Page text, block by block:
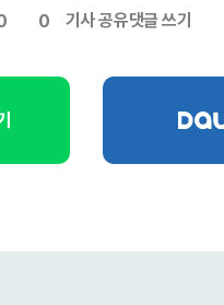
0 기사 공유댓글 쓰기